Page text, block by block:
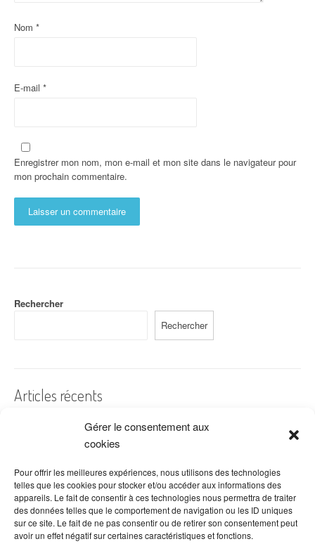
Gérer le consentement aux
cookies
Pour offrir les meilleures expériences, nous utilisons des technologies
telles que les cookies pour stocker et/ou accéder aux informations des
appareils. Le fait de consentir à ces technologies nous permettra de traiter
des données telles que le comportement de navigation ou les ID uniques
sur ce site. Le fait de ne pas consentir ou de retirer son consentement peut
avoir un effet négatif sur certaines caractéristiques et fonctions.
Nom *
E-mail *
Enregistrer mon nom, mon e-mail et mon site dans le navigateur pour
mon prochain commentaire.
Rechercher
Rechercher
Articles récents
A quelles dates de l’année offre-t-on des fleurs ?
Les fleurs préférées des Français
Combien de fois arroser un cactus ?
Quelles fleurs offrir pour la fête des mères ?
Idées de décoration avec fleurs séchées